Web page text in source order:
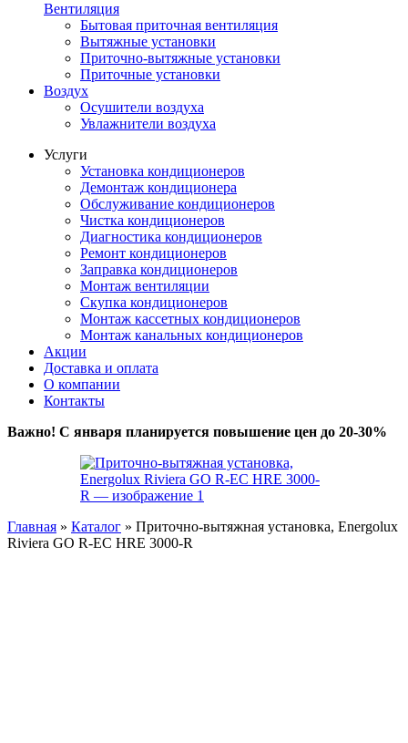
Вентиляция
Бытовая приточная вентиляция
Вытяжные установки
Приточно-вытяжные установки
Приточные установки
Воздух
Осушители воздуха
Увлажнители воздуха
Услуги
Установка кондиционеров
Демонтаж кондиционера
Обслуживание кондиционеров
Чистка кондиционеров
Диагностика кондиционеров
Ремонт кондиционеров
Заправка кондиционеров
Монтаж вентиляции
Скупка кондиционеров
Монтаж кассетных кондиционеров
Монтаж канальных кондиционеров
Акции
Доставка и оплата
О компании
Контакты
Важно! С января планируется повышение цен до 20-30%
Главная » Каталог » Приточно-вытяжная установка, Energolux
Riviera GO R-EC HRE 3000-R